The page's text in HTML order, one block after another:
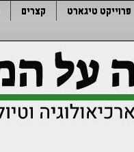
פרוייקט טיגארט קצרים